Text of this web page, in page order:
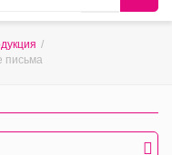
/
письма